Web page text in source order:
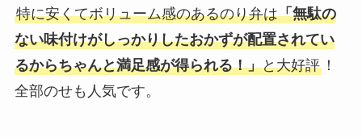
特に安くてボリューム感のあるのり弁は「無駄の
ない味付けがしっかりしたおかずが配置されてい
るからちゃんと満足感が得られる！」と大好評！
全部のせも人気です。